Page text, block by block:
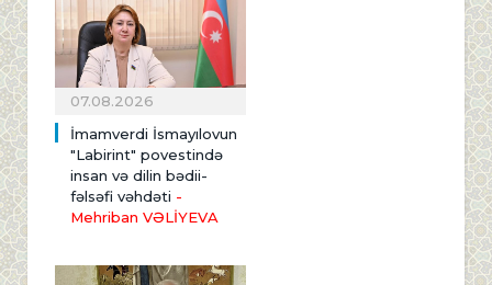
07.08.2026
İmamverdi İsmayılovun
"Labirint" povestində
insan və dilin bədii-
fəlsəfi vəhdəti -
Mehriban VƏLİYEVA